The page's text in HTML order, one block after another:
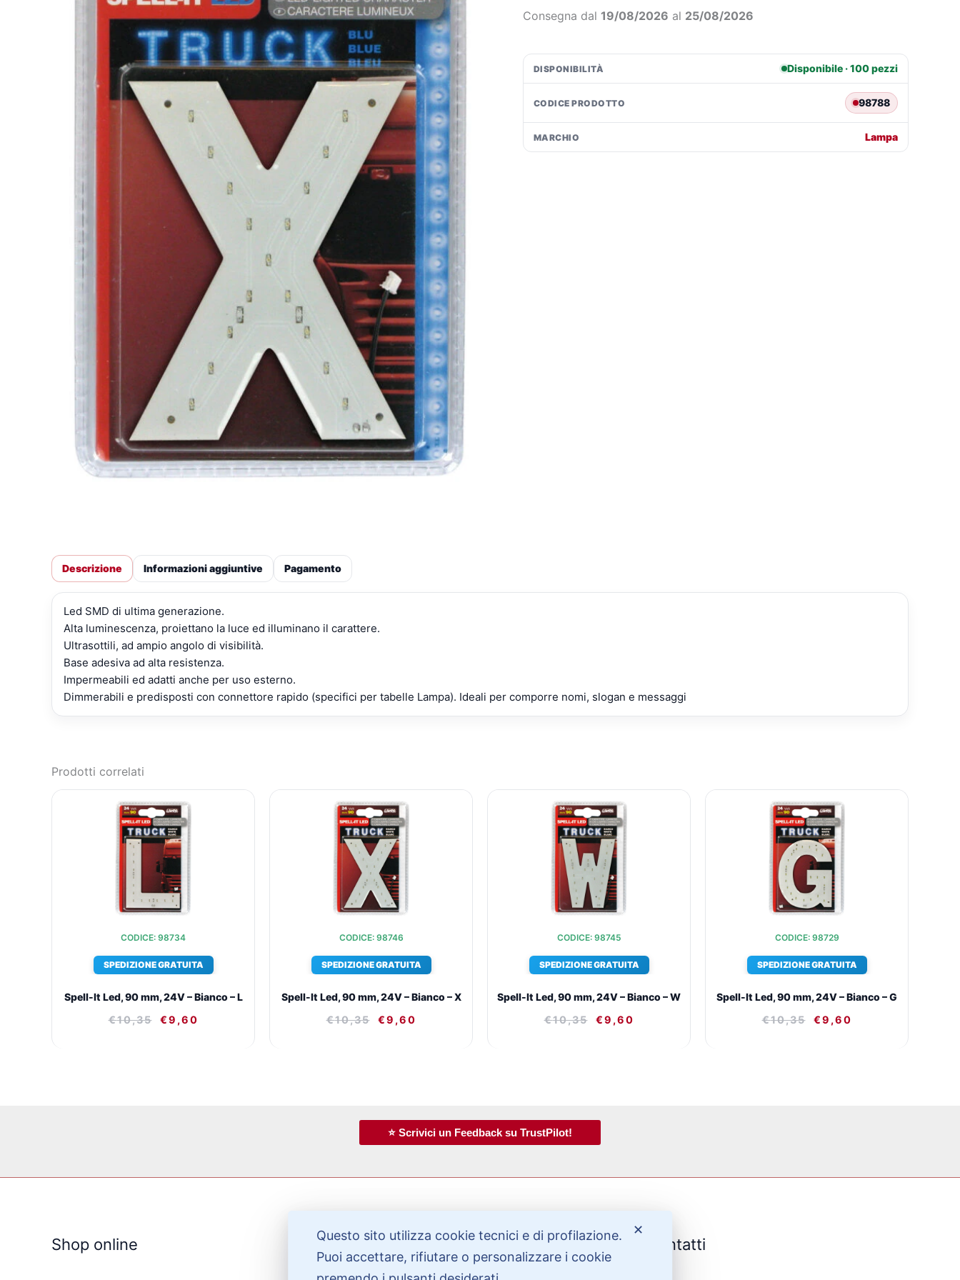
€10,35.
€9,60.
-
quantità
Consegna dal 19/08/2026 al 25/08/2026
DISPONIBILITÀ Disponibile · 100 pezzi
CODICE PRODOTTO 98788
MARCHIO Lampa
Descrizione Informazioni aggiuntive Pagamento
Led SMD di ultima generazione.
Alta luminescenza, proiettano la luce ed illuminano il carattere.
Ultrasottili, ad ampio angolo di visibilità.
Base adesiva ad alta resistenza.
Impermeabili ed adatti anche per uso esterno.
Dimmerabili e predisposti con connettore rapido (specifici per tabelle Lampa). Ideali per comporre nomi, slogan e messaggi
Prodotti correlati
CODICE: 98734
SPEDIZIONE GRATUITA
Spell-It Led, 90 mm, 24V – Bianco – L
€10,35
PREZZO
ORIGINALE
ERA:
€10,35.
€9,60
CODICE: 98746
SPEDIZIONE GRATUITA
Spell-It Led, 90 mm, 24V – Bianco – X
€10,35
PREZZO
ORIGINALE
ERA:
€10,35.
€9,60
CODICE: 98745
SPEDIZIONE GRATUITA
Spell-It Led, 90 mm, 24V – Bianco – W
€10,35
PREZZO
ORIGINALE
ERA:
€10,35.
€9,60
CODICE: 98729
SPEDIZIONE GRATUITA
Spell-It Led, 90 mm, 24V – Bianco – G
€10,35
PREZZO
ORIGINALE
ERA:
€10,35.
€9,60
⭐ Scrivici un Feedback su TrustPilot!
Shop online Bisogno di aiuto? Contatti
✕
Questo sito utilizza cookie tecnici e di profilazione.
Puoi accettare, rifiutare o personalizzare i cookie